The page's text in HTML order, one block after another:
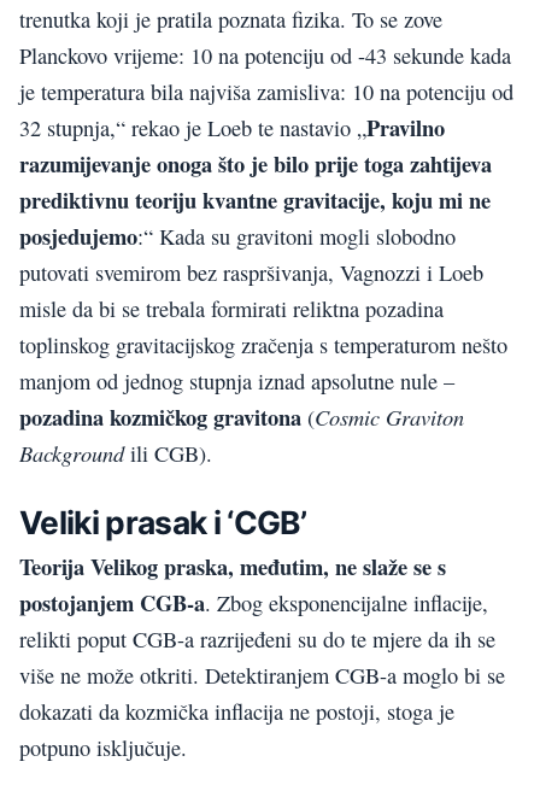
trenutka koji je pratila poznata fizika. To se zove
Planckovo vrijeme: 10 na potenciju od -43 sekunde kada
je temperatura bila najviša zamisliva: 10 na potenciju od
32 stupnja,“ rekao je Loeb te nastavio „Pravilno
razumijevanje onoga što je bilo prije toga zahtijeva
prediktivnu teoriju kvantne gravitacije, koju mi​​ne
posjedujemo:“ Kada su gravitoni mogli slobodno
putovati svemirom bez raspršivanja, Vagnozzi i Loeb
misle da bi se trebala formirati reliktna pozadina
toplinskog gravitacijskog zračenja s temperaturom nešto
manjom od jednog stupnja iznad apsolutne nule –
pozadina kozmičkog gravitona (Cosmic Graviton
Backgroundili CGB).
Veliki prasak i ‘CGB’
Teorija Velikog praska, međutim, ne slaže se s
postojanjem CGB-a. Zbog eksponencijalne inflacije,
relikti poput CGB-a razrijeđeni su do te mjere da ih se
više ne može otkriti. Detektiranjem CGB-a moglo bi se
dokazati da kozmička inflacija ne postoji, stoga je
potpuno isključuje.